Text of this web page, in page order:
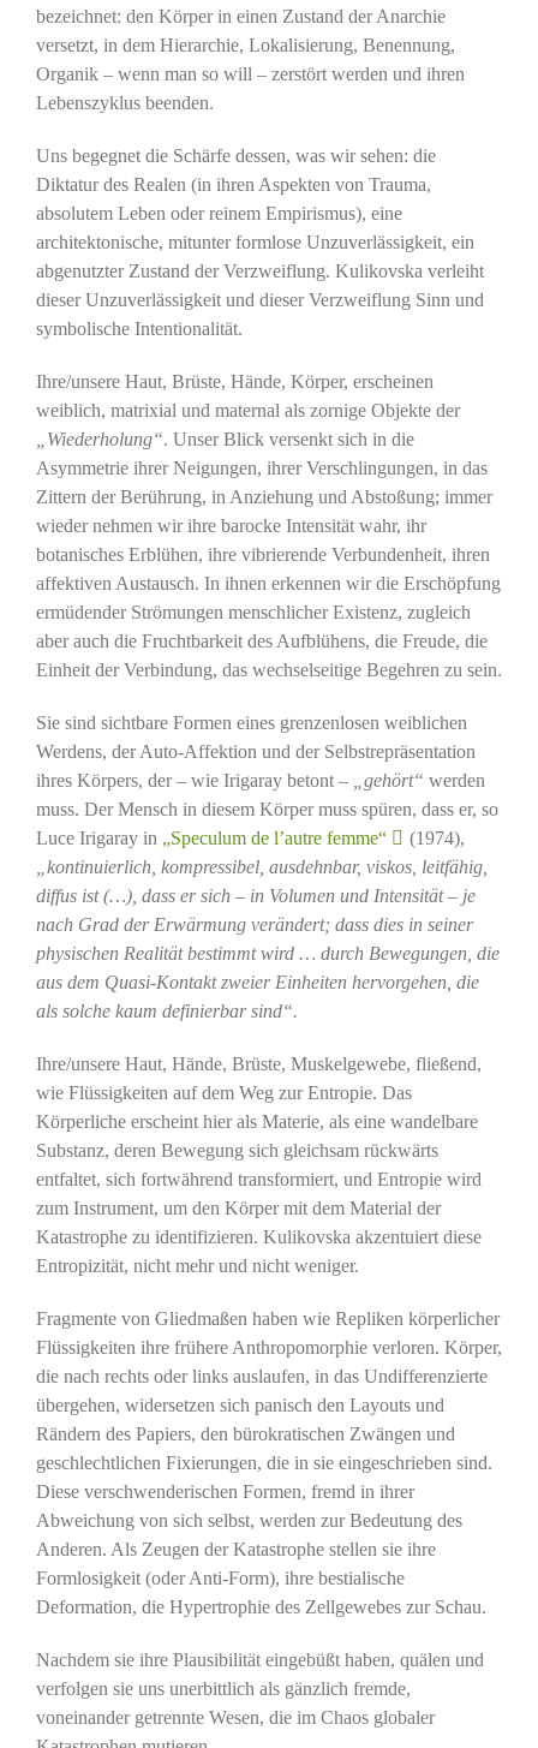
bezeichnet: den Körper in einen Zustand der Anarchie
versetzt, in dem Hierarchie, Lokalisierung, Benennung,
Organik – wenn man so will – zerstört werden und ihren
Lebenszyklus beenden.
Uns begegnet die Schärfe dessen, was wir sehen: die
Diktatur des Realen (in ihren Aspekten von Trauma,
absolutem Leben oder reinem Empirismus), eine
architektonische, mitunter formlose Unzuverlässigkeit, ein
abgenutzter Zustand der Verzweiflung. Kulikovska verleiht
dieser Unzuverlässigkeit und dieser Verzweiflung Sinn und
symbolische Intentionalität.
Ihre/unsere Haut, Brüste, Hände, Körper, erscheinen
weiblich, matrixial und maternal als zornige Objekte der
„Wiederholung“. Unser Blick versenkt sich in die
Asymmetrie ihrer Neigungen, ihrer Verschlingungen, in das
Zittern der Berührung, in Anziehung und Abstoßung; immer
wieder nehmen wir ihre barocke Intensität wahr, ihr
botanisches Erblühen, ihre vibrierende Verbundenheit, ihren
affektiven Austausch. In ihnen erkennen wir die Erschöpfung
ermüdender Strömungen menschlicher Existenz, zugleich
aber auch die Fruchtbarkeit des Aufblühens, die Freude, die
Einheit der Verbindung, das wechselseitige Begehren zu sein.
Sie sind sichtbare Formen eines grenzenlosen weiblichen
Werdens, der Auto-Affektion und der Selbstrepräsentation
ihres Körpers, der – wie Irigaray betont –
„gehört“ werden
muss. Der Mensch in diesem Körper muss spüren, dass er, so
Luce Irigaray in „Speculum de l’autre femme“
(1974),
„kontinuierlich, kompressibel, ausdehnbar, viskos, leitfähig,
diffus ist (…), dass er sich – in Volumen und Intensität – je
nach Grad der Erwärmung verändert; dass dies in seiner
physischen Realität bestimmt wird … durch Bewegungen, die
aus dem Quasi-Kontakt zweier Einheiten hervorgehen, die
als solche kaum definierbar sind“.
Ihre/unsere Haut, Hände, Brüste, Muskelgewebe, fließend,
wie Flüssigkeiten auf dem Weg zur Entropie. Das
Körperliche erscheint hier als Materie, als eine wandelbare
Substanz, deren Bewegung sich gleichsam rückwärts
entfaltet, sich fortwährend transformiert, und Entropie wird
zum Instrument, um den Körper mit dem Material der
Katastrophe zu identifizieren. Kulikovska akzentuiert diese
Entropizität, nicht mehr und nicht weniger.
Fragmente von Gliedmaßen haben wie Repliken körperlicher
Flüssigkeiten ihre frühere Anthropomorphie verloren. Körper,
die nach rechts oder links auslaufen, in das Undifferenzierte
übergehen, widersetzen sich panisch den Layouts und
Rändern des Papiers, den bürokratischen Zwängen und
geschlechtlichen Fixierungen, die in sie eingeschrieben sind.
Diese verschwenderischen Formen, fremd in ihrer
Abweichung von sich selbst, werden zur Bedeutung des
Anderen. Als Zeugen der Katastrophe stellen sie ihre
Formlosigkeit (oder Anti-Form), ihre bestialische
Deformation, die Hypertrophie des Zellgewebes zur Schau.
Nachdem sie ihre Plausibilität eingebüßt haben, quälen und
verfolgen sie uns unerbittlich als gänzlich fremde,
voneinander getrennte Wesen, die im Chaos globaler